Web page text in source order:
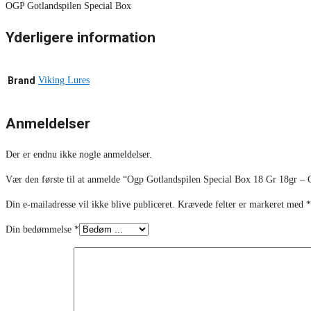
OGP Gotlandspilen Special Box
Yderligere information
Brand Viking Lures
Anmeldelser
Der er endnu ikke nogle anmeldelser.
Vær den første til at anmelde “Ogp Gotlandspilen Special Box 18 Gr 18gr –
Din e-mailadresse vil ikke blive publiceret. Krævede felter er markeret med *
Din bedømmelse *